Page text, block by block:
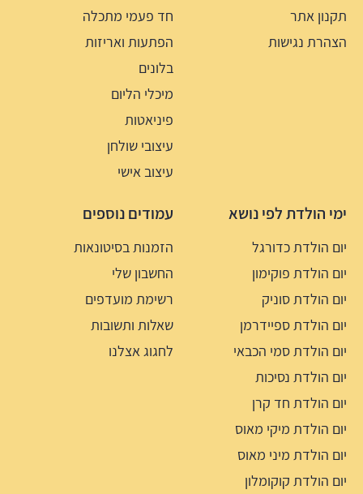
תקנון אתר
הצהרת נגישות
חד פעמי מתכלה
הפתעות ואריזות
בלונים
מיכלי הליום
פיניאטות
עיצובי שולחן
עיצוב אישי
ימי הולדת לפי נושא
יום הולדת כדורגל
יום הולדת פוקימון
יום הולדת סוניק
יום הולדת ספיידרמן
יום הולדת סמי הכבאי
יום הולדת נסיכות
יום הולדת חד קרן
יום הולדת מיקי מאוס
יום הולדת מיני מאוס
יום הולדת קוקומלון
עמודים נוספים
הזמנות בסיטונאות
החשבון שלי
רשימת מועדפים
שאלות ותשובות
לחגוג אצלנו